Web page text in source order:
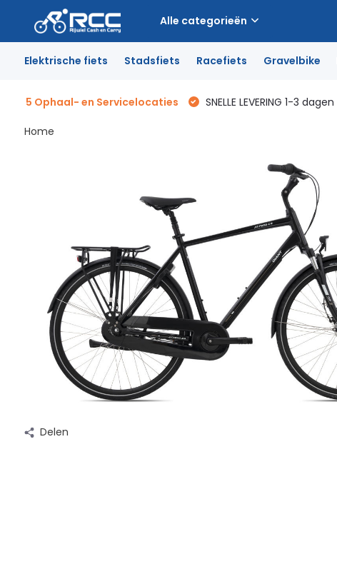
Alle categorieën
Elektrische fiets Stadsfiets Racefiets Gravelbike
5 Ophaal- en Servicelocaties SNELLE LEVERING 1-3 dagen
Home
Delen